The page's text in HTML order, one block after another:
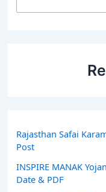
Rajasthan Safai
Post
INSPIRE MANAK
Date & PDF